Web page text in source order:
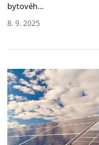
bytovéh…
8. 9. 2025